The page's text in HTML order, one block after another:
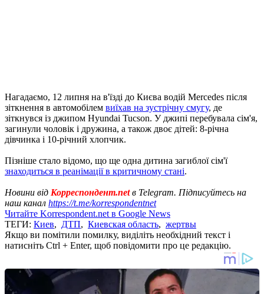
Нагадаємо, 12 липня на в'їзді до Києва водій Mercedes після
зіткнення в автомобілем виїхав на зустрічну смугу, де
зіткнувся із джипом Hyundai Tucson. У джипі перебувала сім'я,
загинули чоловік і дружина, а також двоє дітей: 8-річна
дівчинка і 10-річний хлопчик.
Пізніше стало відомо, що ще одна дитина загиблої сім'ї
знаходиться в реанімації в критичному стані.
Новини від Корреспондент.netв Telegram. Підписуйтесь на
наш канал https://t.me/korrespondentnet
Читайте Korrespondent.net в Google News
ТЕГИ: Киев, ДТП, Киевская область, жертвы
Якщо ви помітили помилку, виділіть необхідний текст і
натисніть Ctrl + Enter, щоб повідомити про це редакцію.